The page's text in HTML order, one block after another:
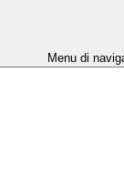
Menu di